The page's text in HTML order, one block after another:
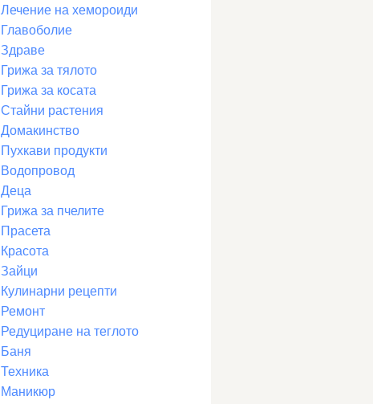
Лечение на хемороиди
Главоболие
Здраве
Грижа за тялото
Грижа за косата
Стайни растения
Домакинство
Пухкави продукти
Водопровод
Деца
Грижа за пчелите
Прасета
Красота
Зайци
Кулинарни рецепти
Ремонт
Редуциране на теглото
Баня
Техника
Маникюр